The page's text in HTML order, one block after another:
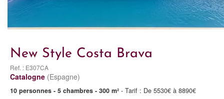
New Style Costa Brava
Ref. : E307CA
Catalogne (Espagne)
10 personnes - 5 chambres - 300 m² - Tarif : De 5530€ à 8890€